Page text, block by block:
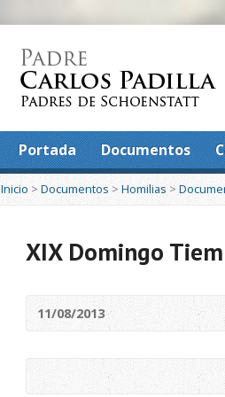
Portada Documentos
Inicio >Documentos> Homilias>
XIX Domingo
11/08/2013